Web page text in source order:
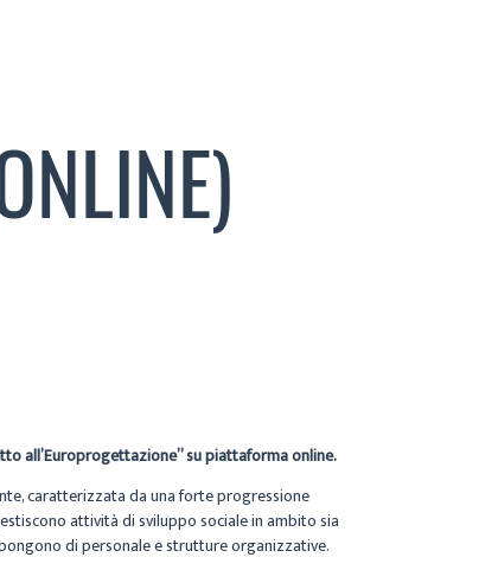
all’Europrogettazione” su piattaforma online.
caratterizzata da una forte progressione
attività di sviluppo sociale in ambito sia
di personale e strutture organizzative.